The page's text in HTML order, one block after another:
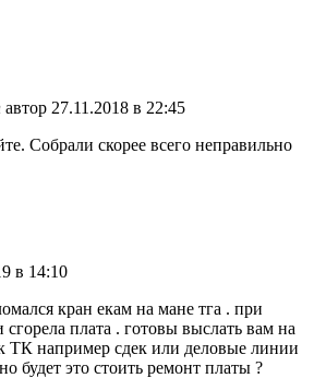
автор 27.11.2018 в 22:45
Собрали скорее всего неправильно
в 14:10
кран екам на мане тга . при
сгорела плата . готовы выслать вам на
ТК например сдек или деловые линии
будет это стоить ремонт платы ?